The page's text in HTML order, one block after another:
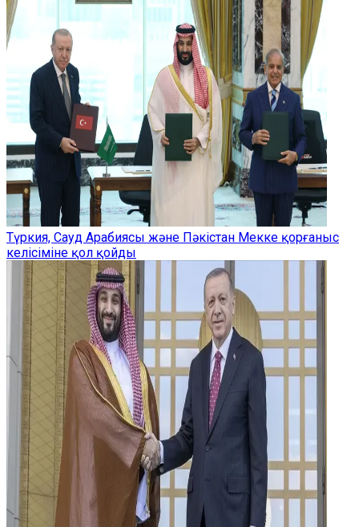
Түркия, Сауд Арабиясы және Пәкістан Мекке қорғаныс
келісіміне қол қойды